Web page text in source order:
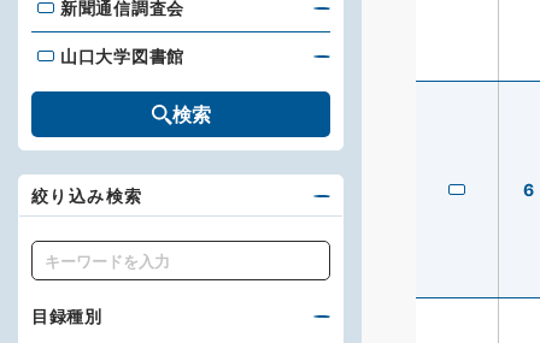
6
新聞通信調査会
新聞通信調査会
山口大学図書館
山口大学図書館
検索
絞り込み検索
キーワード
目録種別